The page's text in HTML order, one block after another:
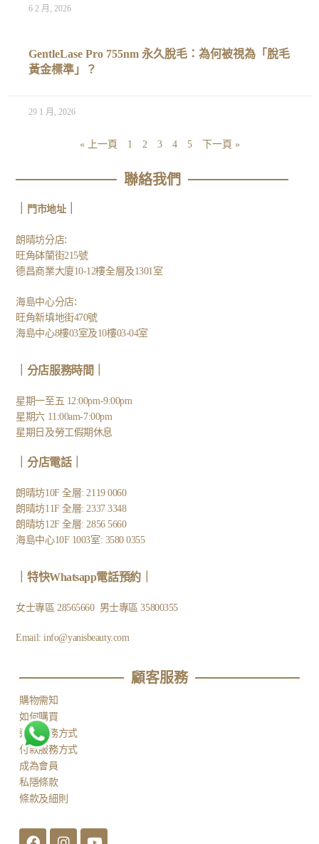
6 2 月, 2026
GentleLase Pro 755nm 永久脫毛：為何被視為「脫毛
黃金標準」？
29 1 月, 2026
« 上一頁 1 2 3 4 5 下一頁 »
聯絡我們
門市地址｜
朗晴坊分店:
旺角砵蘭街215號
德昌商業大廈10-12樓全層及1301室
海島中心分店:
旺角新填地街470號
海島中心8樓03室及10樓03-04室
｜分店服務時間｜
星期一至五 12:00pm-9:00pm
星期六 11:00am-7:00pm
星期日及勞工假期休息
分店電話｜
朗晴坊10F 全層: 2119 0060
朗晴坊11F 全層: 2337 3348
朗晴坊12F 全層: 2856 5660
海島中心10F 1003室: 3580 0355
特快Whatsapp電話預約｜
女士專區28565660 男士專區35800355
Email:info@yanisbeauty.com
顧客服務​
購物需知
如何購買
運送服務方式
付款服務方式
成為會員
私隱條款
條款及細則